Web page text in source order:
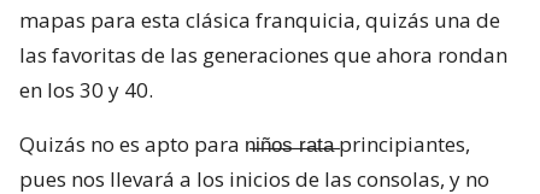
mapas para esta clásica franquicia, quizás una de
las favoritas de las generaciones que ahora rondan
en los 30 y 40.
Quizás no es apto para n̶i̶ñ̶o̶s̶ ̶r̶a̶t̶a̶ principiantes,
pues nos llevará a los inicios de las consolas, y no